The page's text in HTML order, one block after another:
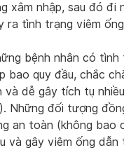
xâm nhập, sau đó đi
ra tình trạng viêm
bệnh nhân có
bao quy đầu, chắc
và dễ gây tích tụ
Những đối tượng
an toàn (không bao
và gây viêm ống dẫn